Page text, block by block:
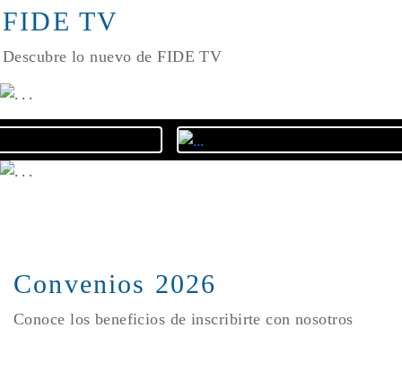
FIDE TV
Descubre lo nuevo de FIDE TV
Convenios 2026
Conoce los beneficios de inscribirte con nosotros